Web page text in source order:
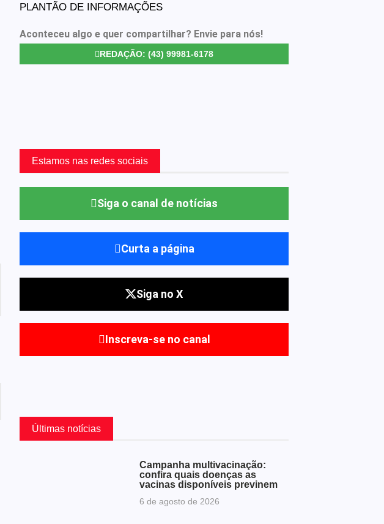
PLANTÃO DE INFORMAÇÕES
Aconteceu algo e quer compartilhar? Envie para nós!
REDAÇÃO: (43) 99981-6178
Estamos nas redes sociais
Siga o canal de notícias
Curta a página
Siga no X
Inscreva-se no canal
Últimas notícias
Campanha multivacinação:
confira quais doenças as
vacinas disponíveis previnem
6 de agosto de 2026